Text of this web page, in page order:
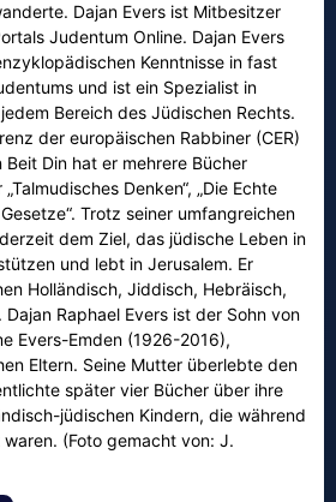
Dajan Evers ist Mitbesitzer
Judentum Online. Dajan Evers
Kenntnisse in fast
und ist ein Spezialist in
Bereich des Jüdischen Rechts.
der europäischen Rabbiner (CER)
Din hat er mehrere Bücher
Denken“, „Die Echte
Trotz seiner umfangreichen
dem Ziel, das jüdische Leben in
und lebt in Jerusalem. Er
Holländisch, Jiddisch, Hebräisch,
Raphael Evers ist der Sohn von
Evers-Emden (1926-2016),
Eltern. Seine Mutter überlebte den
später vier Bücher über ihre
jüdischen Kindern, die während
(Foto gemacht von: J.